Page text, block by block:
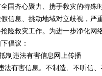
国齐心聚力、携手救灾的特殊
信息、挑动地域对立歧视，严
险救灾工作。为进一步净化网
倡议：
违法有害信息网上传播
法有害信息。不制造、不听信